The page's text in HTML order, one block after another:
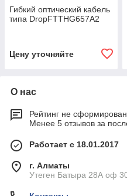
Гибкий оптический кабель
типа DropFTTHG657A2
Цену уточняйте
О нас
Рейтинг не сформирован
Менее 5 отзывов за
Работает с 18.01.2017
г. Алматы
Утеген Батыра 28А оф